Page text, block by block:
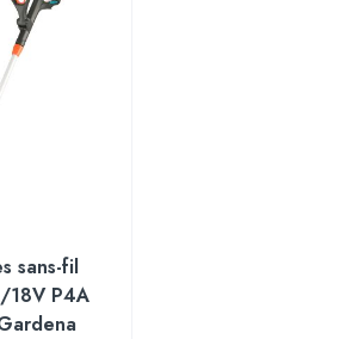
sans-fil
18V P4A